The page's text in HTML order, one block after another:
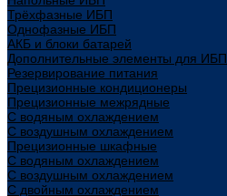
Трёхфазные ИБП
Однофазные ИБП
АКБ и блоки батарей
Дополнительные элементы для ИБП
Резервирование питания
Прецизионные кондиционеры
Прецизионные межрядные
С водяным охлаждением
С воздушным охлаждением
Прецизионные шкафные
С водяным охлаждением
С воздушным охлаждением
С двойным охлаждением